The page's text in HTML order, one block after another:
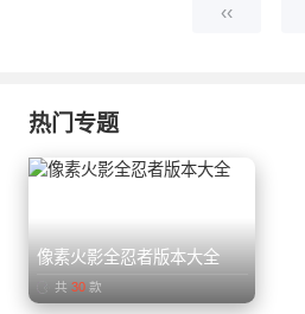
‹‹
热门专题
像素火影全忍者版本大全
共 30 款